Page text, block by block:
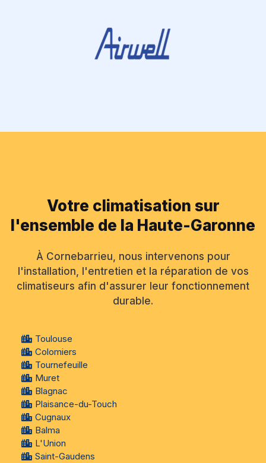
Votre climatisation sur
l'ensemble de la Haute-Garonne
À Cornebarrieu, nous intervenons pour
l'installation, l'entretien et la réparation de vos
climatiseurs afin d'assurer leur fonctionnement
durable.
Toulouse
Colomiers
Tournefeuille
Muret
Blagnac
Plaisance-du-Touch
Cugnaux
Balma
L'Union
Saint-Gaudens